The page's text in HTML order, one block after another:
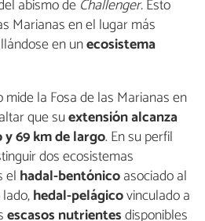
abismo deChallenger.Esto
Marianas en el lugar más
en unecosistema
la Fosa de las Marianas en
que suextensión alcanza
69 km de largo. En su perfil
dos ecosistemas
el hadal-bentónicoasociado al
hedal-pelágicovinculado a
escasos nutrientesdisponibles